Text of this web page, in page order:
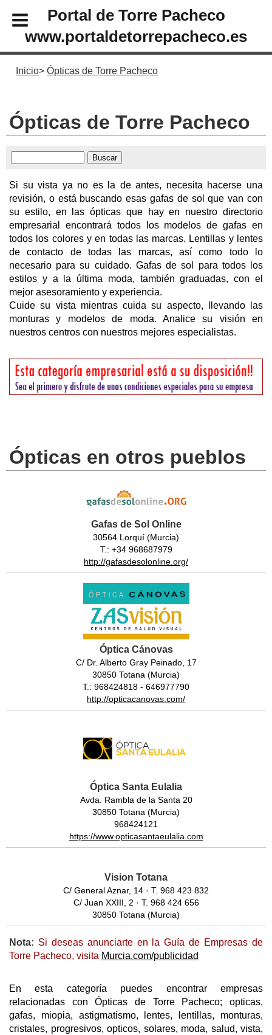
Portal de Torre Pacheco
www.portaldetorrepacheco.es
Inicio Ópticas de Torre Pacheco
Ópticas de Torre Pacheco
Si su vista ya no es la de antes, necesita hacerse una
revisión, o está buscando esas gafas de sol que van con
su estilo, en las ópticas que hay en nuestro directorio
empresarial encontrará todos los modelos de gafas en
todos los colores y en todas las marcas. Lentillas y lentes
de contacto de todas las marcas, así como todo lo
necesario para su cuidado. Gafas de sol para todos los
estilos y a la última moda, también graduadas, con el
mejor asesoramiento y experiencia.
Cuide su vista mientras cuida su aspecto, llevando las
monturas y modelos de moda. Analice su visión en
nuestros centros con nuestros mejores especialistas.
Ópticas en otros pueblos
Gafas de Sol Online
30564 Lorquí (Murcia)
T.: +34 968687979
http://gafasdesolonline.org/
Óptica Cánovas
C/ Dr. Alberto Gray Peinado, 17
30850 Totana (Murcia)
T.: 968424818 - 646977790
http://opticacanovas.com/
Óptica Santa Eulalia
Avda. Rambla de la Santa 20
30850 Totana (Murcia)
968424121
https://www.opticasantaeulalia.com
Vision Totana
C/ General Aznar, 14 · T. 968 423 832
C/ Juan XXIII, 2 · T. 968 424 656
30850 Totana (Murcia)
Nota: Si deseas anunciarte en la Guía de Empresas de
Torre Pacheco, visita Murcia.com/publicidad
En esta categoría puedes encontrar empresas
relacionadas con Ópticas de Torre Pacheco; opticas,
gafas, miopia, astigmatismo, lentes, lentillas, monturas,
cristales, progresivos, opticos, solares, moda, salud, vista,